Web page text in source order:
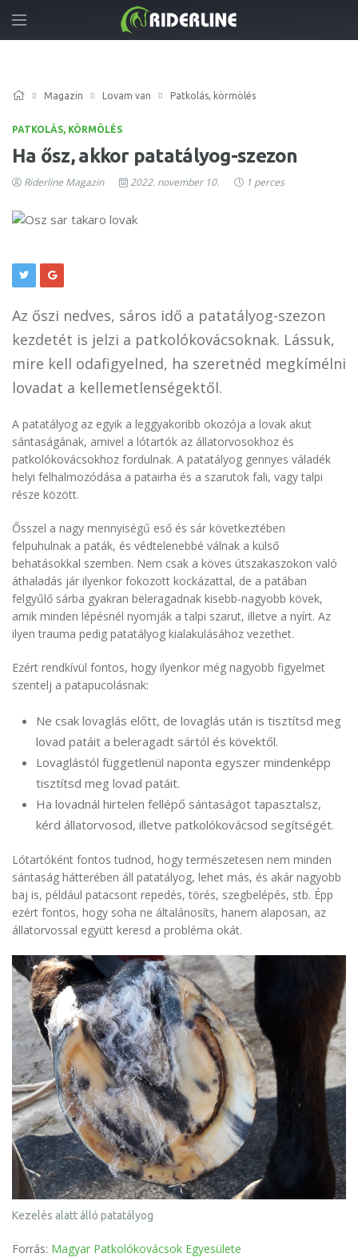
Magazin Lovam van Patkolás, körmölés
PATKOLÁS, KÖRMÖLÉS
Ha ősz, akkor patatályog-szezon
Riderline Magazin 2022. november 10. 1 perces
Az őszi nedves, sáros idő a patatályog-szezon
kezdetét is jelzi a patkolókovácsoknak. Lássuk,
mire kell odafigyelned, ha szeretnéd megkímélni
lovadat a kellemetlenségektől.
A patatályog az egyik a leggyakoribb okozója a lovak akut
sántaságának, amivel a lótartók az állatorvosokhoz és
patkolókovácsokhoz fordulnak. A patatályog gennyes váladék
helyi felhalmozódása a patairha és a szarutok fali, vagy talpi
része között.
Ősszel a nagy mennyiségű eső és sár következtében
felpuhulnak a paták, és védtelenebbé válnak a külső
behatásokkal szemben. Nem csak a köves útszakaszokon való
áthaladás jár ilyenkor fokozott kockázattal, de a patában
felgyűlő sárba gyakran beleragadnak kisebb-nagyobb kövek,
amik minden lépésnél nyomják a talpi szarut, illetve a nyírt. Az
ilyen trauma pedig patatályog kialakulásához vezethet.
Ezért rendkívül fontos, hogy ilyenkor még nagyobb figyelmet
szentelj a patapucolásnak:
Ne csak lovaglás előtt, de lovaglás után is tisztítsd meg
lovad patáit a beleragadt sártól és kövektől.
Lovaglástól függetlenül naponta egyszer mindenképp
tisztítsd meg lovad patáit.
Ha lovadnál hirtelen fellépő sántaságot tapasztalsz,
kérd állatorvosod, illetve patkolókovácsod segítségét.
Lótartóként fontos tudnod, hogy természetesen nem minden
sántaság hátterében áll patatályog, lehet más, és akár nagyobb
baj is, például patacsont repedés, törés, szegbelépés, stb. Épp
ezért fontos, hogy soha ne általánosíts, hanem alaposan, az
állatorvossal együtt keresd a probléma okát.
Kezelés alatt álló patatályog
Forrás: Magyar Patkolókovácsok Egyesülete